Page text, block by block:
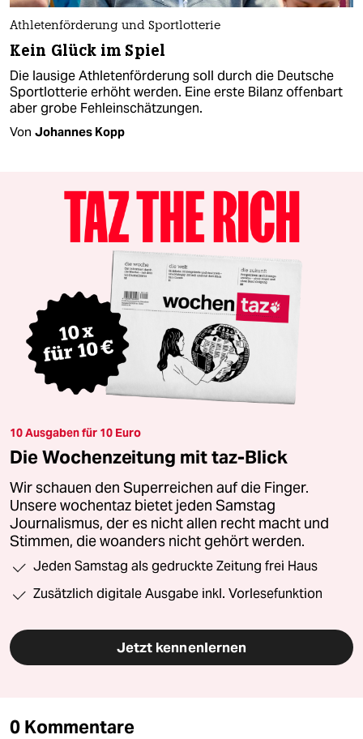
Athletenförderung und Sportlotterie
Kein Glück im Spiel
Die lausige Athletenförderung soll durch die Deutsche
Sportlotterie erhöht werden. Eine erste Bilanz offenbart
aber grobe Fehleinschätzungen.
Von Johannes Kopp
10 Ausgaben für 10 Euro
Die Wochenzeitung mit taz-Blick
Wir schauen den Superreichen auf die Finger.
Unsere wochentaz bietet jeden Samstag
Journalismus, der es nicht allen recht macht und
Stimmen, die woanders nicht gehört werden.
Jeden Samstag als gedruckte Zeitung frei Haus
Zusätzlich digitale Ausgabe inkl. Vorlesefunktion
Jetzt kennenlernen
0 Kommentare